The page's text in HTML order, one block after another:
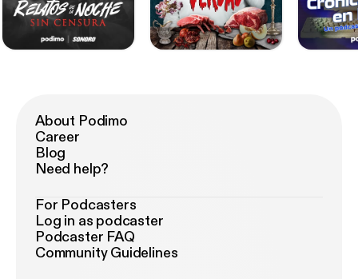
About Podimo
Career
Blog
Need help?
For Podcasters
Log in as podcaster
Podcaster FAQ
Community Guidelines